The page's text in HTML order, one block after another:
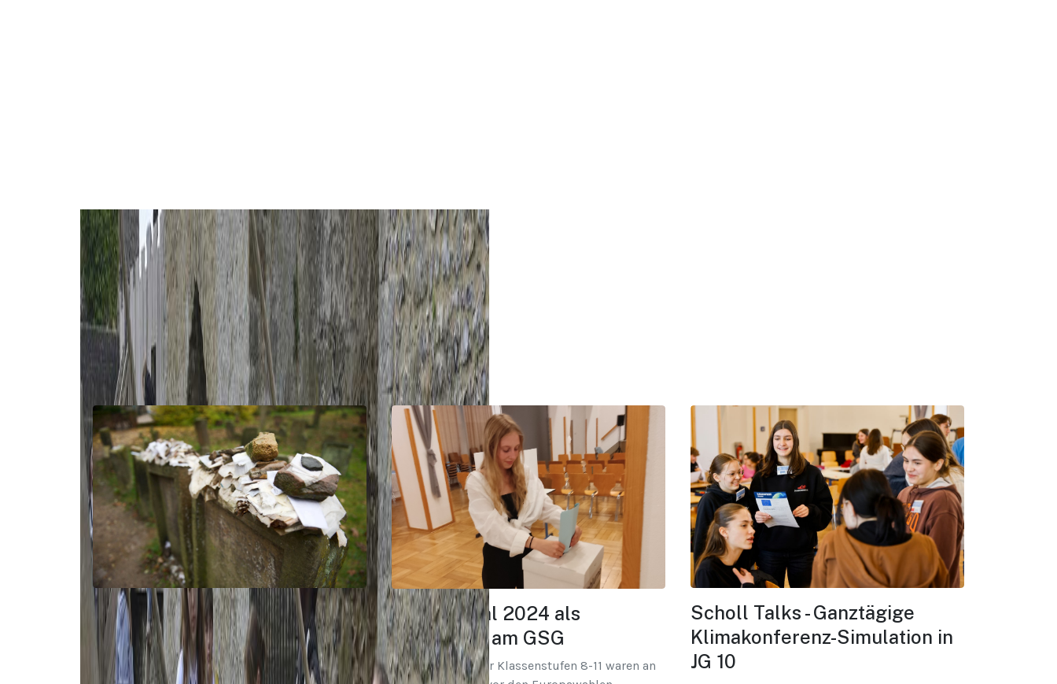
Jüdisches Worms - Exkursion
Am Freitag, den 7. Juni unternahm der Ethik-
Kurs der Klassen 9a und 9d einen Ausflug nach
Worms, um die jüdischen Monumente zu
Europawahl 2024 als
Juniorwahl am GSG
Schüler*innen der Klassenstufen 8-11 waren an
Scholl Talks - Ganztägige
Klimakonferenz-Simulation in
JG 10